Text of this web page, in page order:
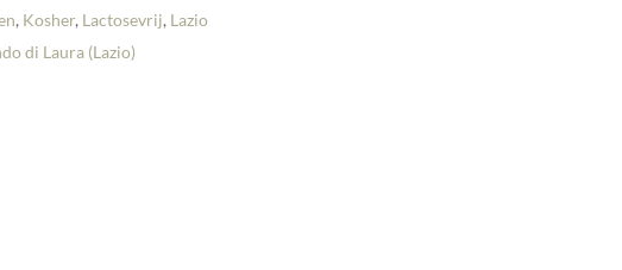
, Kosher, Lactosevrij, Lazio
di Laura (Lazio)